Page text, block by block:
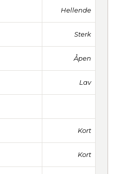
Hellende
Sterk
Åpen
Lav
Kort
Kort